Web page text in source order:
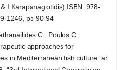
I.Karapanagiotidis) ISBN: 978-
1246, pp 90-94
C., Poulos C.,
approaches for
in Mediterranean fish culture: an